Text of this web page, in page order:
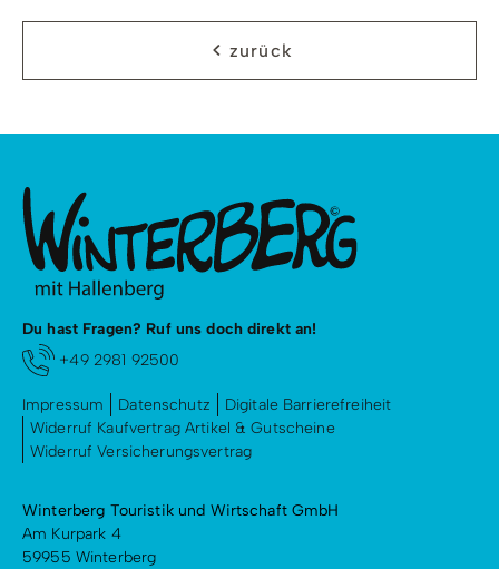
zurück
Du hast Fragen? Ruf uns doch direkt an!
+49 2981 92500
Impressum Datenschutz
Digitale Barrierefreiheit
Widerruf Kaufvertrag Artikel & Gutscheine
Widerruf Versicherungsvertrag
Winterberg Touristik und Wirtschaft GmbH
Am Kurpark 4
59955 Winterberg